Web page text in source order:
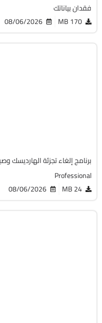
فقدان بياناتك
170 MB
08/06/2026
Professional
24 MB
08/06/2026